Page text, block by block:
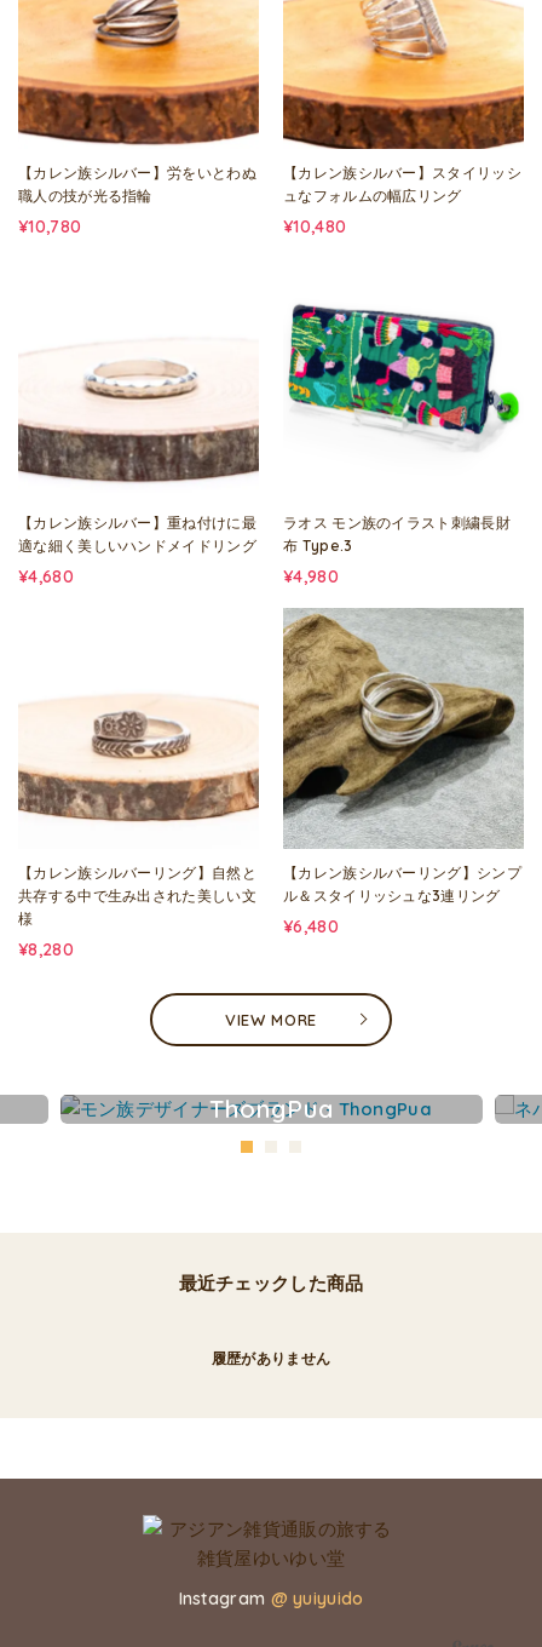
【カレン族シルバー】労をいとわぬ
職人の技が光る指輪
¥10,780
【カレン族シルバー】スタイリッシ
ュなフォルムの幅広リング
¥10,480
【カレン族シルバー】重ね付けに最
適な細く美しいハンドメイドリング
¥4,680
ラオス モン族のイラスト刺繍長財
布 Type.3
¥4,980
【カレン族シルバーリング】自然と
共存する中で生み出された美しい文
様
¥8,280
【カレン族シルバーリング】シンプ
ル＆スタイリッシュな3連リング
¥6,480
VIEW MORE
ThongPua
最近チェックした商品
履歴がありません
Instagram @ yuiyuido